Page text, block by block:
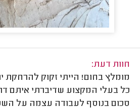
חוות דעת:
מומלץ בחום! הייתי זקוק להרחקת
כל בעלי המקצוע שדיברתי איתם
סכום בנוסף לעבודה עצמה על